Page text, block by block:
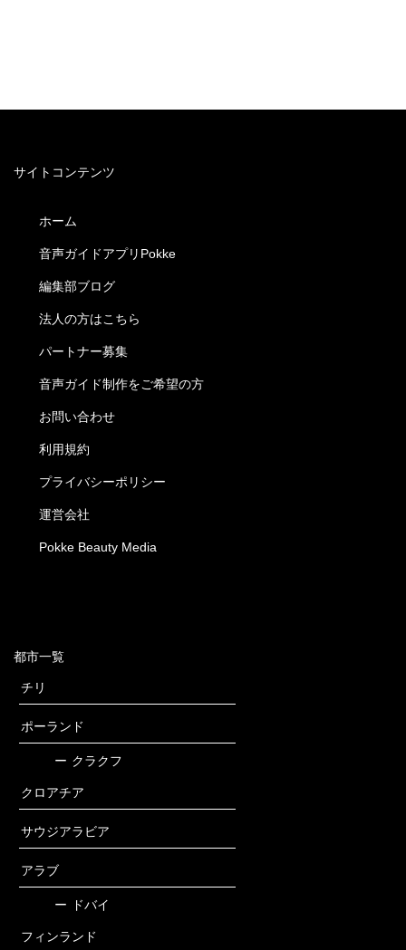
サイトコンテンツ
ホーム
音声ガイドアプリPokke
編集部ブログ
法人の方はこちら
パートナー募集
音声ガイド制作をご希望の方
お問い合わせ
利用規約
プライバシーポリシー
運営会社
Pokke Beauty Media
都市一覧
チリ
ポーランド
ー クラクフ
クロアチア
サウジアラビア
アラブ
ー ドバイ
フィンランド